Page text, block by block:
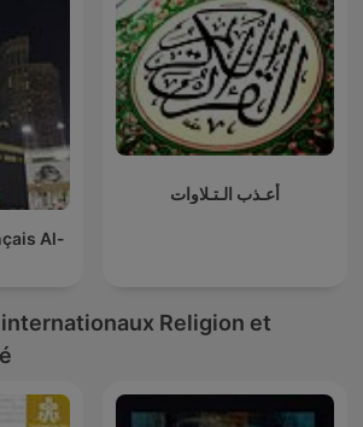
Al-
أعـذب الـتـلاوات
Religion et